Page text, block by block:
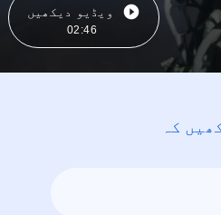
ویڈیو دیکھیں
02:46
کہ